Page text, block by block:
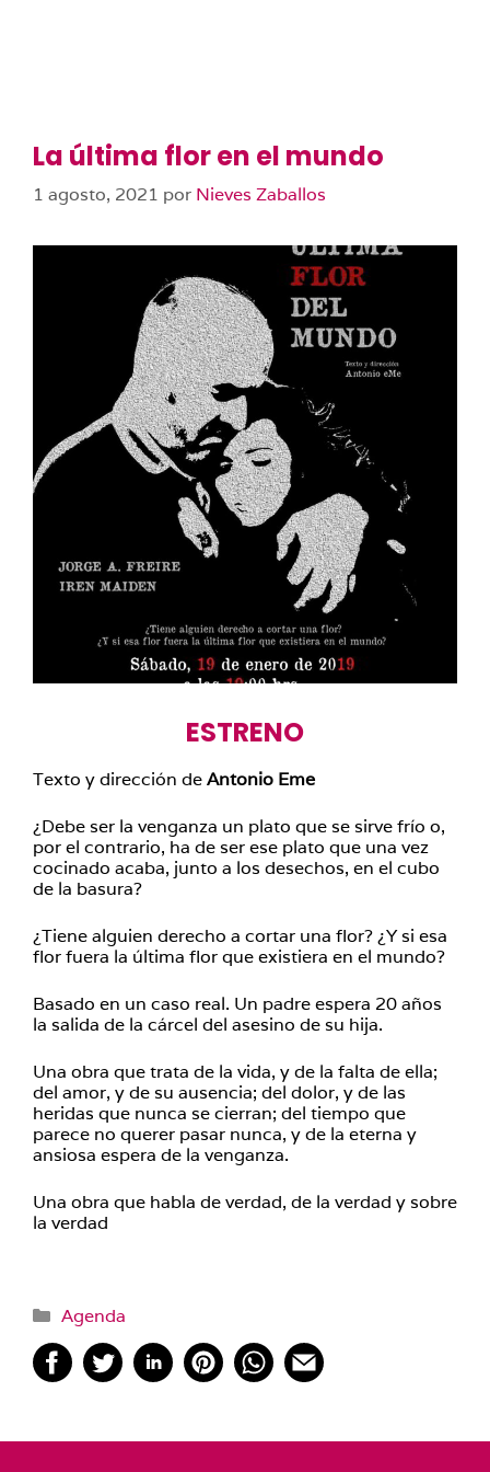
La última flor en el mundo
1 agosto, 2021 por Nieves Zaballos
ESTRENO
Texto y dirección deAntonio Eme
¿Debe ser la venganza un plato que se sirve frío o,
por el contrario, ha de ser ese plato que una vez
cocinado acaba, junto a los desechos, en el cubo
de la basura?
¿Tiene alguien derecho a cortar una flor? ¿Y si esa
flor fuera la última flor que existiera en el mundo?
Basado en un caso real. Un padre espera 20 años
la salida de la cárcel del asesino de su hija.
Una obra que trata de la vida, y de la falta de ella;
del amor, y de su ausencia; del dolor, y de las
heridas que nunca se cierran; del tiempo que
parece no querer pasar nunca, y de la eterna y
ansiosa espera de la venganza.
Una obra que habla de verdad, de la verdad y sobre
la verdad
Categorías
Agenda